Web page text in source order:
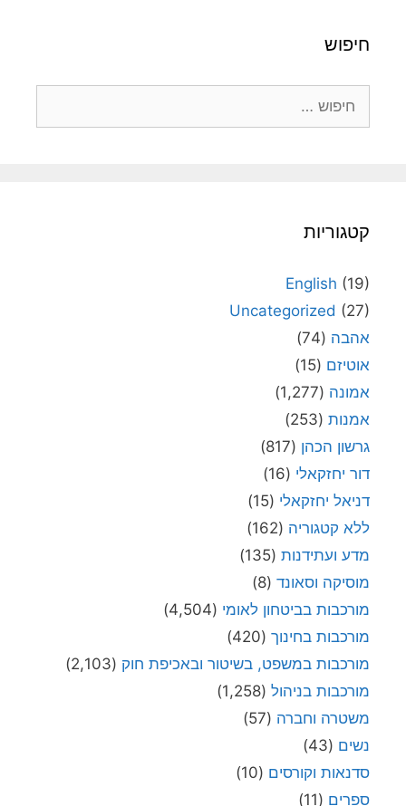
חיפוש
קטגוריות
English (19)
Uncategorized (27)
אהבה (74)
אוטיזם (15)
אמונה (1,277)
אמנות (253)
גרשון הכהן (817)
דור יחזקאלי (16)
דניאל יחזקאלי (15)
ללא קטגוריה (162)
מדע ועתידנות (135)
מוסיקה וסאונד (8)
מורכבות בביטחון לאומי (4,504)
מורכבות בחינוך (420)
מורכבות במשפט, בשיטור ובאכיפת חוק (2,103)
מורכבות בניהול (1,258)
משטרה וחברה (57)
נשים (43)
סדנאות וקורסים (10)
ספרים (11)